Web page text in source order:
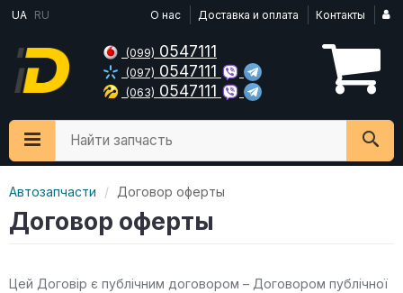
UA RU О нас Доставка и оплата Контакты
(099) 0547111
(097) 0547111
(063) 0547111
Найти запчасть
Автозапчасти Договор оферты
Договор оферты
Цей Договір є публічним договором – Договором публічної